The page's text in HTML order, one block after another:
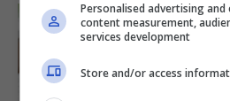
Personalised advertising
content measurement,
services development
Store and/or access